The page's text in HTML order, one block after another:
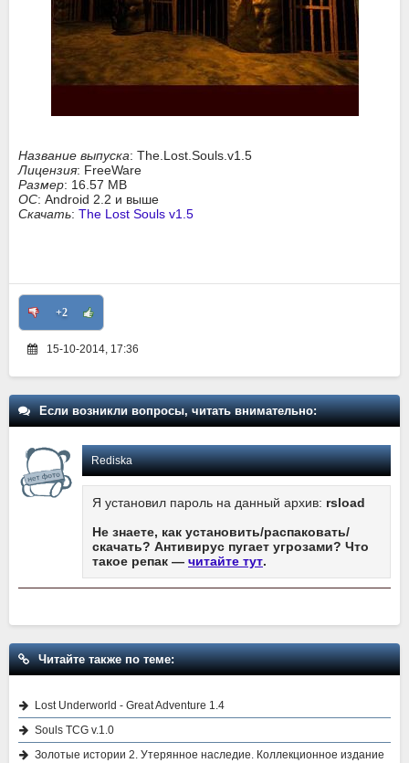
Название выпуска: The.Lost.Souls.v1.5
Лицензия: FreeWare
Размер: 16.57 MB
ОС: Android 2.2 и выше
Скачать: The Lost Souls v1.5
+2
15-10-2014, 17:36
Если возникли вопросы, читать внимательно:
Rediska
Я установил пароль на данный архив: rsload
Не знаете, как установить/распаковать/
скачать? Антивирус пугает угрозами? Что
такое репак — читайте тут.
Читайте также по теме:
Lost Underworld - Great Adventure 1.4
Souls TCG v.1.0
Золотые истории 2. Утерянное наследие. Коллекционное издание